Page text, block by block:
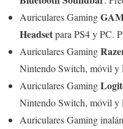
Auriculares Gaming
Headsetpara PS4 y PC.
Auriculares Gaming
Nintendo Switch, móvil y
Auriculares Gaming
Nintendo Switch, móvil y
Auriculares Gaming